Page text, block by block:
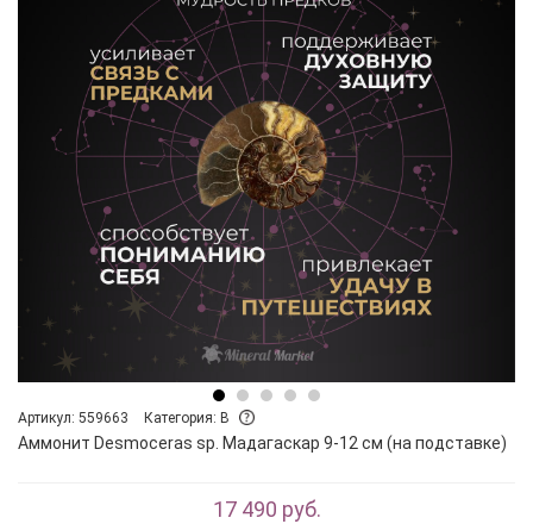
Артикул: 559663 Категория: B
Аммонит Desmoceras sp. Мадагаскар 9-12 см (на подставке)
17 490 руб.